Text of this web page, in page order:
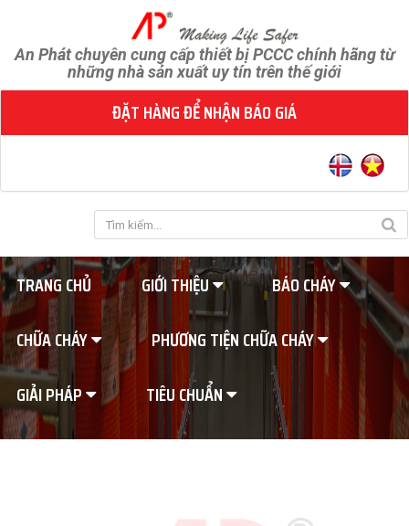
An Phát chuyên cung cấp thiết bị PCCC chính hãng từ
những nhà sản xuất uy tín trên thế giới
ĐẶT HÀNG ĐỂ NHẬN BÁO GIÁ
TRANG CHỦ GIỚI THIỆU
BÁO CHÁY
CHỮA CHÁY
PHƯƠNG TIỆN CHỮA CHÁY
GIẢI PHÁP
TIÊU CHUẨN